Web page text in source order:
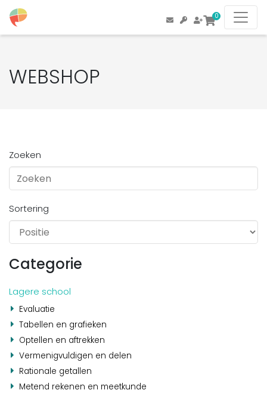
0
WEBSHOP
Zoeken
Sortering
Categorie
Lagere school
Evaluatie
Tabellen en grafieken
Optellen en aftrekken
Vermenigvuldigen en delen
Rationale getallen
Metend rekenen en meetkunde